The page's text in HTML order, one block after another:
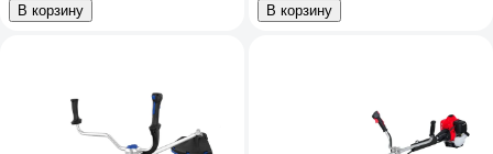
В корзину В корзину